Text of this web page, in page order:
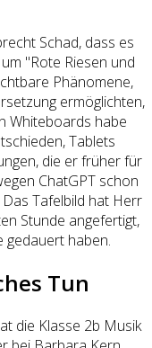
Schad, dass es
"Rote Riesen und
Phänomene,
ermöglichten,
Whiteboards habe
Tablets
die er früher für
ChatGPT schon
Tafelbild hat Herr
Stunde angefertigt,
gedauert haben.
Tun
die Klasse 2b Musik